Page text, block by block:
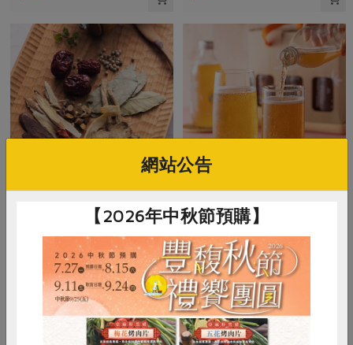
肉骨茶燉料(集昌)-100g/包
冷藏
$220
樂亞蜜康普茶組-中秋(馥聚)-6
入
330毫升/瓶. 6瓶/組 (3種口味各2瓶)
全素 冷藏 預購
$770
網站公告
【2026年中秋節預購】